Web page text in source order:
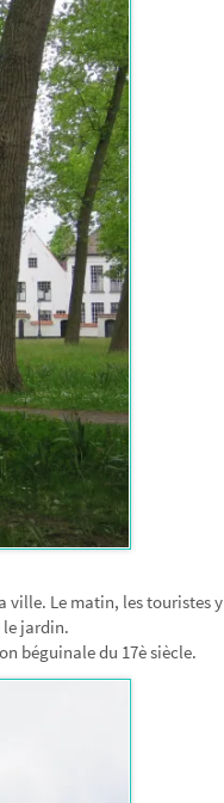
ville. Le matin, les touristes y
le jardin.
béguinale du 17è siècle.